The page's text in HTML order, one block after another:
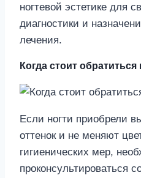
ногтевой эстетике для
диагностики и
лечения.
Когда стоит обратиться
Если ногти приобрели
оттенок и не меняют
гигиенических мер,
проконсультироваться